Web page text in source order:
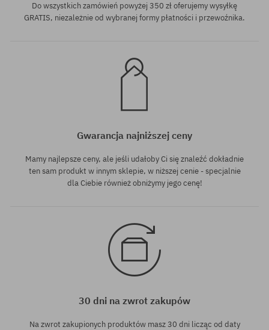
Do wszystkich zamówień powyżej 350 zł oferujemy wysyłkę
GRATIS, niezależnie od wybranej formy płatności i przewoźnika.
Gwarancja najniższej ceny
Mamy najlepsze ceny, ale jeśli udałoby Ci się znaleźć dokładnie
ten sam produkt w innym sklepie, w niższej cenie - specjalnie
dla Ciebie również obniżymy jego cenę!
30 dni na zwrot zakupów
Na zwrot zakupionych produktów masz 30 dni licząc od daty